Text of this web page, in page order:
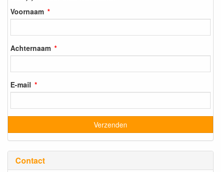
Voornaam
Achternaam
E-mail
Contact